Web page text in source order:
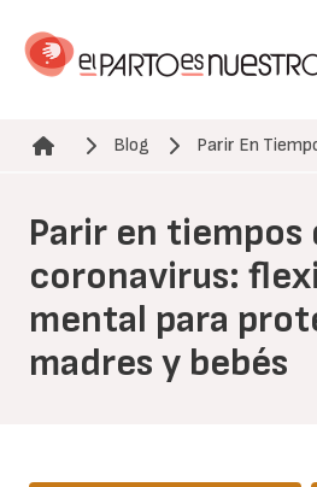
contenido
Ruta de navegación
Blog Parir En
Parir en tiempos
coronavirus:
mental para
madres y bebés